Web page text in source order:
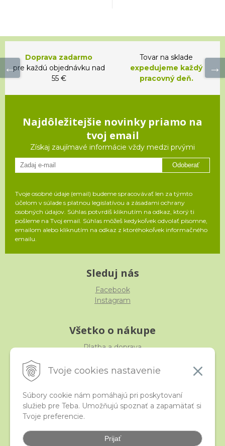
Tvoje cookies nastavenie
Súbory cookie nám pomáhajú pri poskytovaní
služieb pre Teba. Umožňujú spoznať a zapamätať si
Tvoje preferencie.
Prijať
Doprava zadarmo
pre každú objednávku nad
55 €
Tovar na sklade
expedujeme každý
pracovný deň.
Najdôležitejšie novinky priamo na
tvoj email
Získaj zaujímavé informácie vždy medzi prvými
Odoberať
Tvoje osobné údaje (email) budeme spracovávať len za týmto
účelom v súlade s platnou legislatívou a zásadami ochrany
osobných údajov. Súhlas potvrdíš kliknutím na odkaz, ktorý ti
pošleme na Tvoj email. Súhlas môžeš kedykoľvek odvolať písomne,
emailom alebo kliknutím na odkaz z ktoréhokoľvek informačného
emailu.
Sleduj nás
Facebook
Instagram
Všetko o nákupe
Platba a doprava
Obchodné podmienky
iStraka
Veľkoobchod